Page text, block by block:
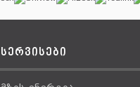
სერვისები